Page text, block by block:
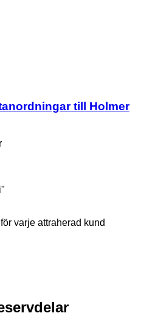
till Holmer
varje attraherad kund